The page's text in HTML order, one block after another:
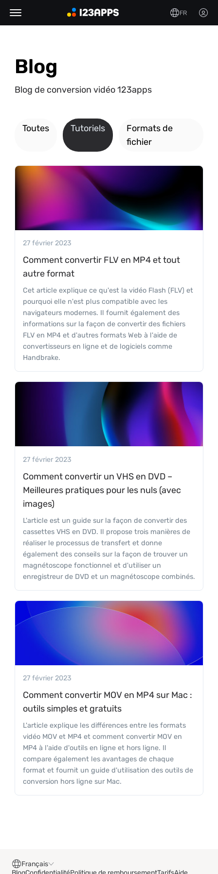
FR
Blog
Blog de conversion vidéo 123apps
Toutes Tutoriels
Formats de
fichier
27 février 2023
Comment convertir FLV en MP4 et tout
autre format
Cet article explique ce qu'est la vidéo Flash (FLV) et
pourquoi elle n'est plus compatible avec les
navigateurs modernes. Il fournit également des
informations sur la façon de convertir des fichiers
FLV en MP4 et d'autres formats Web à l'aide de
convertisseurs en ligne et de logiciels comme
Handbrake.
27 février 2023
Comment convertir un VHS en DVD –
Meilleures pratiques pour les nuls (avec
images)
L'article est un guide sur la façon de convertir des
cassettes VHS en DVD. Il propose trois manières de
réaliser le processus de transfert et donne
également des conseils sur la façon de trouver un
magnétoscope fonctionnel et d'utiliser un
enregistreur de DVD et un magnétoscope combinés.
27 février 2023
Сomment convertir MOV en MP4 sur Mac :
outils simples et gratuits
L'article explique les différences entre les formats
vidéo MOV et MP4 et comment convertir MOV en
MP4 à l'aide d'outils en ligne et hors ligne. Il
compare également les avantages de chaque
format et fournit un guide d'utilisation des outils de
conversion hors ligne sur Mac.
Français